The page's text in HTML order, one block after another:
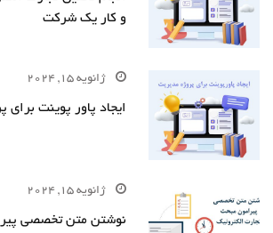
و کار یک شرکت
ژانویه 15, 2024
ایجاد پاور پوینت برای
ژانویه 15, 2024
نوشتن متن تخصصی